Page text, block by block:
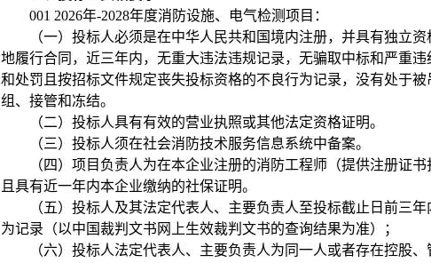
001 2026年-2028年度消防设施、电气检测项目：
（一）投标人必须是在中华人民共和国境内注册，并具有独立
地履行合同，近三年内，无重大违法违规记录，无骗取中标和严重
和处罚且按招标文件规定丧失投标资格的不良行为记录，没有处于
组、接管和冻结。
（二）投标人具有有效的营业执照或其他法定资格证明。
（三）投标人须在社会消防技术服务信息系统中备案。
（四）项目负责人为在本企业注册的消防工程师 （提供注册证
且具有近一年内本企业缴纳的社保证明。
（五）投标人及其法定代表人、主要负责人至投标截止日前三
为记录（以中国裁判文书网上生效裁判文书的查询结果为准）；
（六）投标人法定代表人、主要负责人为同一人或者存在控股